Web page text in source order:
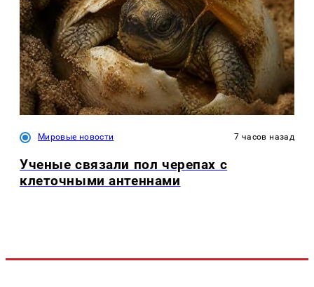
Мировые новости 7 часов назад
Ученые связали пол черепах с
клеточными антеннами